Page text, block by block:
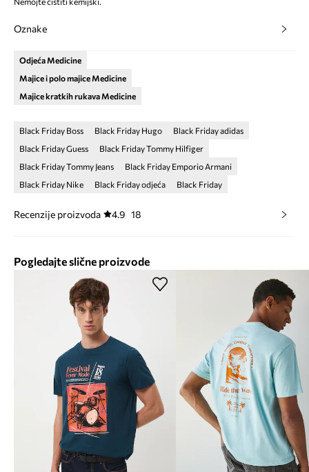
Oznake
Odjeća Medicine
Majice i polo majice Medicine
Majice kratkih rukava Medicine
Black Friday Boss Black Friday Hugo
Black Friday adidas
Black Friday Guess
Black Friday Tommy Hilfiger
Black Friday Tommy Jeans
Black Friday Emporio Armani
Black Friday Nike
Black Friday odjeća Black Friday
Recenzije proizvoda 4.9 18
Pogledajte slične proizvode